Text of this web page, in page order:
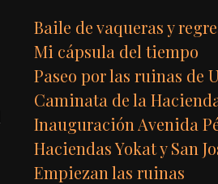
Baile de vaqueras y
Mi cápsula del tiempo
Paseo por las ruinas de
Caminata de la
Inauguración Avenida
Haciendas Yokat y San
Empiezan las ruinas